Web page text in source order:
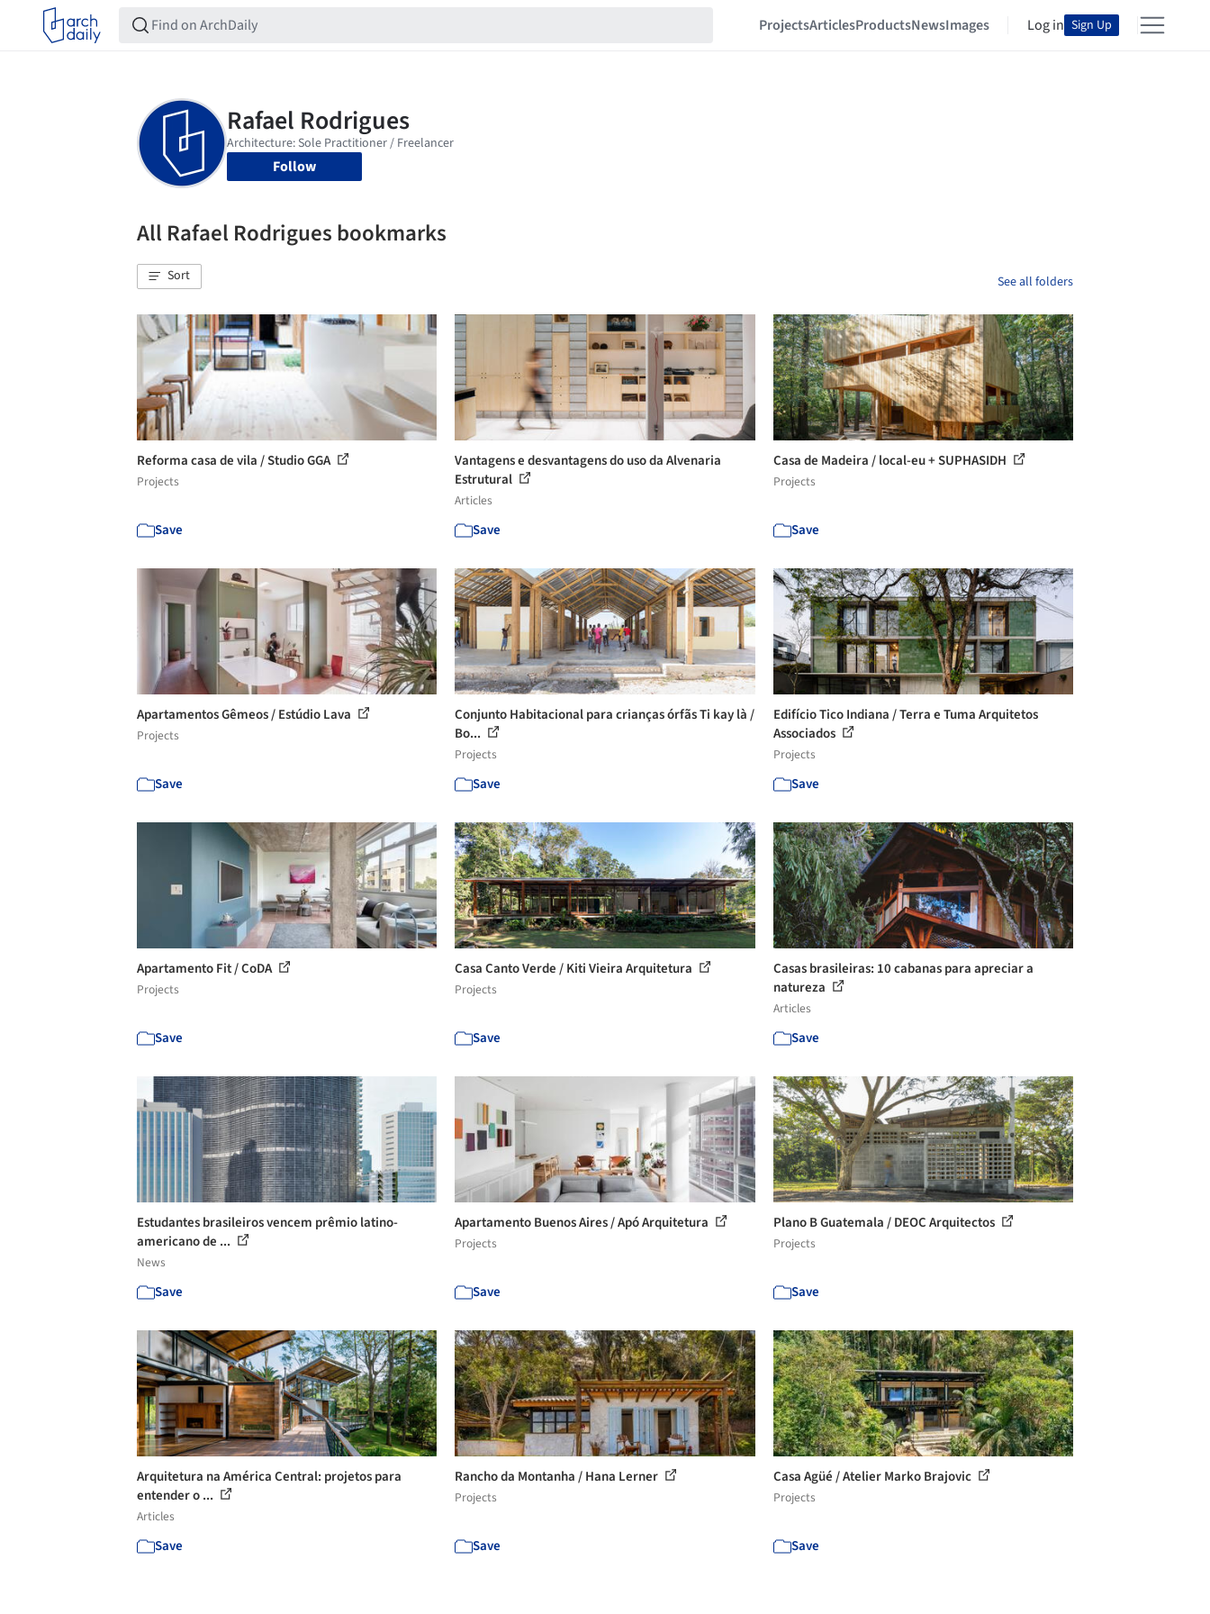
ProjectsArticlesProductsNewsImages Log in Sign Up
Follow
All Rafael Rodrigues bookmarks
Sort See all folders
Reforma casa de vila / Studio GGA
Projects
Save
Vantagens e desvantagens do uso da Alvenaria
Estrutural
Articles
Save
Casa de Madeira / local-eu + SUPHASIDH
Projects
Save
Apartamentos Gêmeos / Estúdio Lava
Projects
Save
Conjunto Habitacional para crianças órfãs Ti kay là /
Bo...
Projects
Save
Edifício Tico Indiana / Terra e Tuma Arquitetos
Associados
Projects
Save
Apartamento Fit / CoDA
Projects
Save
Casa Canto Verde / Kiti Vieira Arquitetura
Projects
Save
Casas brasileiras: 10 cabanas para apreciar a
natureza
Articles
Save
Estudantes brasileiros vencem prêmio latino-
americano de ...
News
Save
Apartamento Buenos Aires / Apó Arquitetura
Projects
Save
Plano B Guatemala / DEOC Arquitectos
Projects
Save
Arquitetura na América Central: projetos para
entender o ...
Articles
Save
Rancho da Montanha / Hana Lerner
Projects
Save
Casa Agüé / Atelier Marko Brajovic
Projects
Save